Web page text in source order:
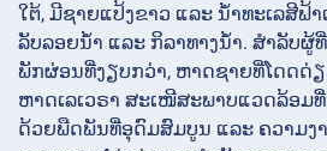
ໃຕ້, ມີຊາຍແປ້ງຂາວ ແລະ ນ້ໍາທະເລສີຟ້
ລັບລອຍນ້ໍາ ແລະ ກິລາທາງນ້ໍາ. ສໍາລັບ
ພັກຜ່ອນທີ່ງຽບກວ່າ, ຫາດຊາຍທີ່ໂດດດ່ຽ
ຫາດເລເວຣາ ສະເໜີສະພາບແວດລ້ອມ
ດ້ວຍພືດພັນທີ່ອຸດົມສົມບູນ ແລະ ຄວາມງ